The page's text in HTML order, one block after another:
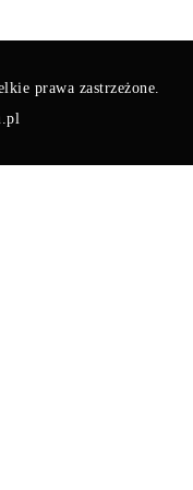
prawa zastrzeżone.